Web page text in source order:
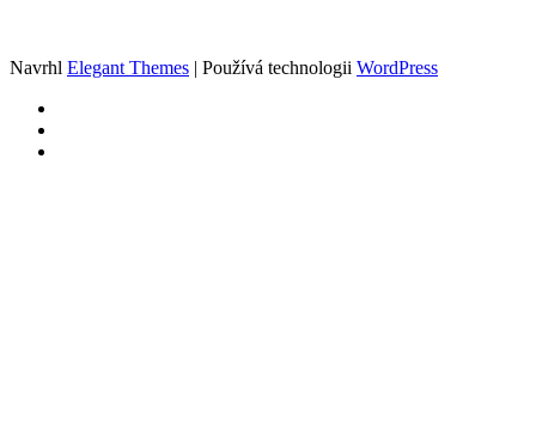
Navrhl Elegant Themes | Používá technologii WordPress